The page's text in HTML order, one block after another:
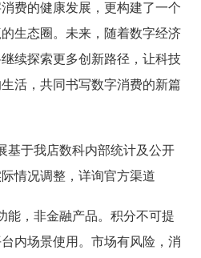
费的健康发展，更构建了一个
生态圈。未来，随着数字经济
续探索更多创新路径，让科技
活，共同书写数字消费的新篇
基于我店数科内部统计及公开
情况调整，详询官方渠道
能，非金融产品。积分不可提
内场景使用。市场有风险，消